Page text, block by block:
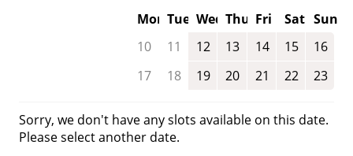
Mon Tue Wed Thu Fri Sat Sun
10
11 12 13 14 15
16
17
18 19 20 21 22 23
Sorry, we don't have any slots available on this date.
Please select another date.